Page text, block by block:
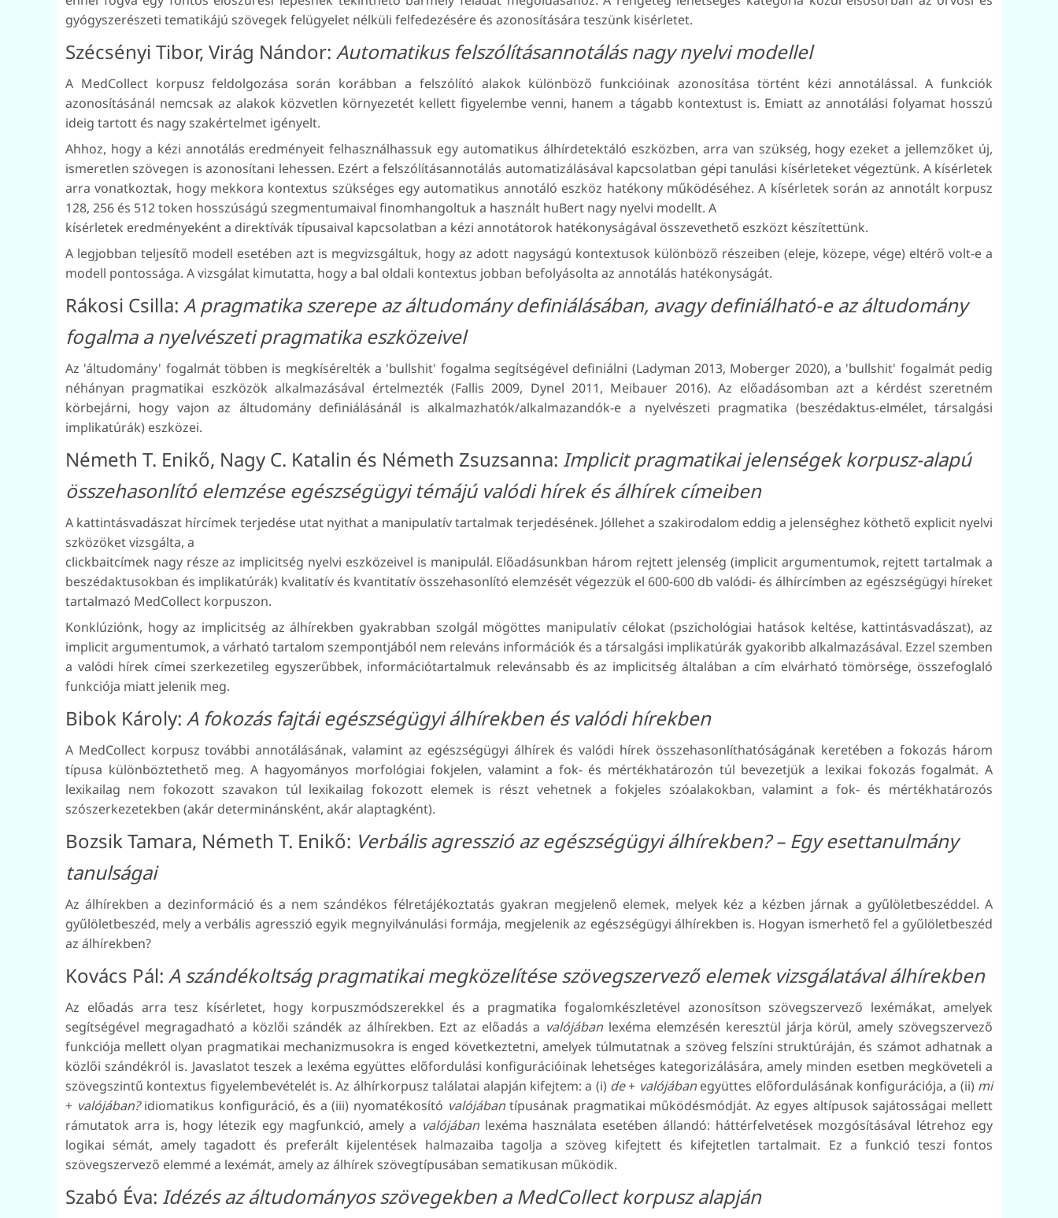
gyógyszerészeti tematikájú szövegek felügyelet nélküli felfedezésére és azonosítására teszünk kisérletet.
Szécsényi Tibor, Virág Nándor: Automatikus felszólításannotálás nagy nyelvi modellel
A MedCollect korpusz feldolgozása során korábban a felszólító alakok különböző funkcióinak azonosítása történt kézi annotálással. A funkciók
azonosításánál nemcsak az alakok közvetlen környezetét kellett figyelembe venni, hanem a tágabb kontextust is. Emiatt az annotálási folyamat hosszú
ideig tartott és nagy szakértelmet igényelt.
Ahhoz, hogy a kézi annotálás eredményeit felhasználhassuk egy automatikus álhírdetektáló eszközben, arra van szükség, hogy ezeket a jellemzőket új,
ismeretlen szövegen is azonosítani lehessen. Ezért a felszólításannotálás automatizálásával kapcsolatban gépi tanulási kísérleteket végeztünk. A kísérletek
arra vonatkoztak, hogy mekkora kontextus szükséges egy automatikus annotáló eszköz hatékony működéséhez. A kísérletek során az annotált korpusz
128, 256 és 512 token hosszúságú szegmentumaival finomhangoltuk a használt huBert nagy nyelvi modellt. A
kísérletek eredményeként a direktívák típusaival kapcsolatban a kézi annotátorok hatékonyságával összevethető eszközt készítettünk.
A legjobban teljesítő modell esetében azt is megvizsgáltuk, hogy az adott nagyságú kontextusok különböző részeiben (eleje, közepe, vége) eltérő volt-e a
modell pontossága. A vizsgálat kimutatta, hogy a bal oldali kontextus jobban befolyásolta az annotálás hatékonyságát.
Rákosi Csilla: A pragmatika szerepe az áltudomány definiálásában, avagy definiálható-e az áltudomány
fogalma a nyelvészeti pragmatika eszközeivel
Az 'áltudomány' fogalmát többen is megkísérelték a 'bullshit' fogalma segítségével definiálni (Ladyman 2013, Moberger 2020), a 'bullshit' fogalmát pedig
néhányan pragmatikai eszközök alkalmazásával értelmezték (Fallis 2009, Dynel 2011, Meibauer 2016). Az előadásomban azt a kérdést szeretném
körbejárni, hogy vajon az áltudomány definiálásánál is alkalmazhatók/alkalmazandók-e a nyelvészeti pragmatika (beszédaktus-elmélet, társalgási
implikatúrák) eszközei.
Németh T. Enikő, Nagy C. Katalin és Németh Zsuzsanna: Implicit pragmatikai jelenségek korpusz-alapú
összehasonlító elemzése egészségügyi témájú valódi hírek és álhírek címeiben
A kattintásvadászat hírcímek terjedése utat nyithat a manipulatív tartalmak terjedésének. Jóllehet a szakirodalom eddig a jelenséghez köthető explicit nyelvi
szközöket vizsgálta, a
clickbaitcímek nagy része az implicitség nyelvi eszközeivel is manipulál. Előadásunkban három rejtett jelenség (implicit argumentumok, rejtett tartalmak a
beszédaktusokban és implikatúrák) kvalitatív és kvantitatív összehasonlító elemzését végezzük el 600-600 db valódi- és álhírcímben az egészségügyi híreket
tartalmazó MedCollect korpuszon.
Konklúziónk, hogy az implicitség az álhírekben gyakrabban szolgál mögöttes manipulatív célokat (pszichológiai hatások keltése, kattintásvadászat), az
implicit argumentumok, a várható tartalom szempontjából nem releváns információk és a társalgási implikatúrák gyakoribb alkalmazásával. Ezzel szemben
a valódi hírek címei szerkezetileg egyszerűbbek, információtartalmuk relevánsabb és az implicitség általában a cím elvárható tömörsége, összefoglaló
funkciója miatt jelenik meg.
Bibok Károly: A fokozás fajtái egészségügyi álhírekben és valódi hírekben
A MedCollect korpusz további annotálásának, valamint az egészségügyi álhírek és valódi hírek összehasonlíthatóságának keretében a fokozás három
típusa különböztethető meg. A hagyományos morfológiai fokjelen, valamint a fok- és mértékhatározón túl bevezetjük a lexikai fokozás fogalmát. A
lexikailag nem fokozott szavakon túl lexikailag fokozott elemek is részt vehetnek a fokjeles szóalakokban, valamint a fok- és mértékhatározós
szószerkezetekben (akár determinánsként, akár alaptagként).
Bozsik Tamara, Németh T. Enikő: Verbális agresszió az egészségügyi álhírekben? – Egy esettanulmány
tanulságai
Az álhírekben a dezinformáció és a nem szándékos félretájékoztatás gyakran megjelenő elemek, melyek kéz a kézben járnak a gyűlöletbeszéddel. A
gyűlöletbeszéd, mely a verbális agresszió egyik megnyilvánulási formája, megjelenik az egészségügyi álhírekben is. Hogyan ismerhető fel a gyűlöletbeszéd
az álhírekben?
Kovács Pál: A szándékoltság pragmatikai megközelítése szövegszervező elemek vizsgálatával álhírekben
Az előadás arra tesz kísérletet, hogy korpuszmódszerekkel és a pragmatika fogalomkészletével azonosítson szövegszervező lexémákat, amelyek
segítségével megragadható a közlői szándék az álhírekben. Ezt az előadás a valójában lexéma elemzésén keresztül járja körül, amely szövegszervező
funkciója mellett olyan pragmatikai mechanizmusokra is enged következtetni, amelyek túlmutatnak a szöveg felszíni struktúráján, és számot adhatnak a
közlői szándékról is. Javaslatot teszek a lexéma együttes előfordulási konfigurációinak lehetséges kategorizálására, amely minden esetben megköveteli a
szövegszintű kontextus figyelembevételét is. Az álhírkorpusz találatai alapján kifejtem: a (i) de+ valójábanegyüttes előfordulásának konfigurációja, a (ii) mi
+ valójában?idiomatikus konfiguráció, és a (iii) nyomatékosító valójábantípusának pragmatikai működésmódját. Az egyes altípusok sajátosságai mellett
rámutatok arra is, hogy létezik egy magfunkció, amely a valójábanlexéma használata esetében állandó: háttérfelvetések mozgósításával létrehoz egy
logikai sémát, amely tagadott és preferált kijelentések halmazaiba tagolja a szöveg kifejtett és kifejtetlen tartalmait. Ez a funkció teszi fontos
szövegszervező elemmé a lexémát, amely az álhírek szövegtípusában sematikusan működik.
Szabó Éva: Idézés az áltudományos szövegekben a MedCollect korpusz alapján